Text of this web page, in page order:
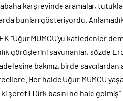
karşı evinde aramalar,
bunları gösteriyordu.
“Uğur MUMCU’yu katledenler
görüşlerini savunanlar, sözde
bakınız, birde savcılardan
Her halde Uğur MUMCU
şerefli Türk basını ne hale gelmiş”